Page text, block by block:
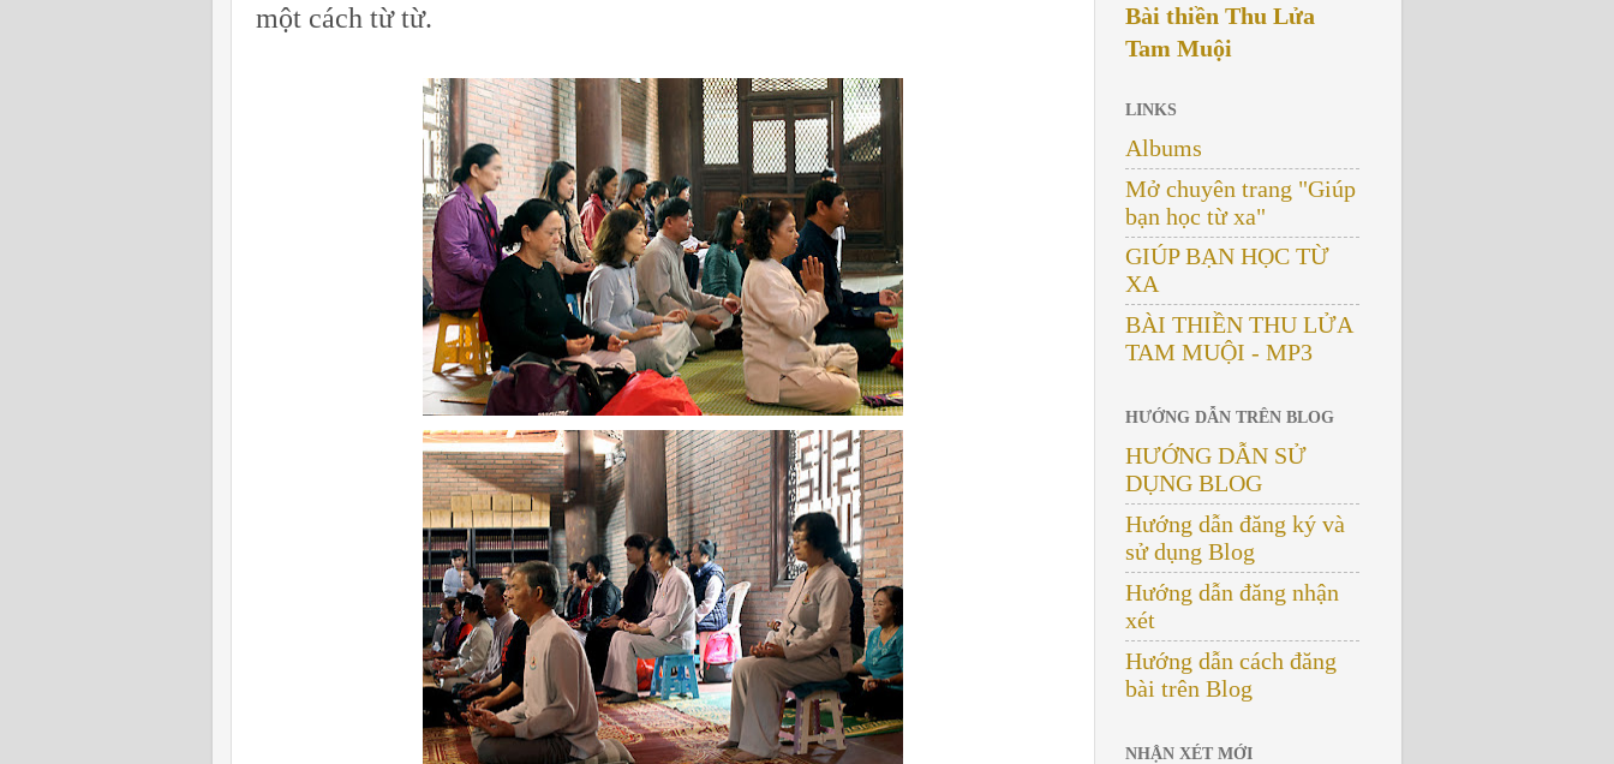
một cách từ từ.
Bài thiền Thu Lửa
Tam Muội
LINKS
Albums
Mở chuyên trang "Giúp
bạn học từ xa"
GIÚP BẠN HỌC TỪ
XA
BÀI THIỀN THU LỬA
TAM MUỘI - MP3
HƯỚNG DẪN TRÊN BLOG
HƯỚNG DẪN SỬ
DỤNG BLOG
Hướng dẫn đăng ký và
sử dụng Blog
Hướng dẫn đăng nhận
xét
Hướng dẫn cách đăng
bài trên Blog
NHẬN XÉT MỚI